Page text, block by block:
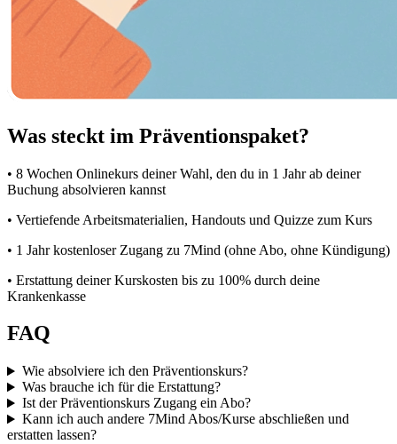
Was steckt im Präventionspaket?
• 8 Wochen Onlinekurs deiner Wahl, den du in 1 Jahr ab deiner
Buchung absolvieren kannst
• Vertiefende Arbeitsmaterialien, Handouts und Quizze zum Kurs
• 1 Jahr kostenloser Zugang zu 7Mind (ohne Abo, ohne Kündigung)
• Erstattung deiner Kurskosten bis zu 100% durch deine
Krankenkasse
FAQ
Wie absolviere ich den Präventionskurs?
Was brauche ich für die Erstattung?
Ist der Präventionskurs Zugang ein Abo?
Kann ich auch andere 7Mind Abos/Kurse abschließen und
erstatten lassen?